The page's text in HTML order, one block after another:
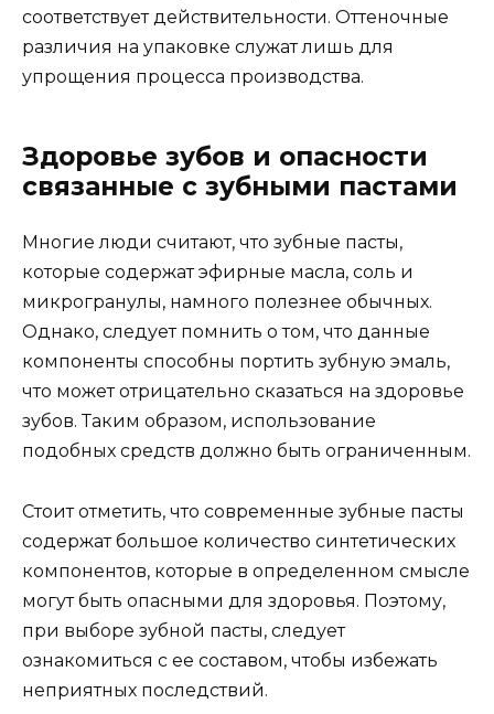
соответствует действительности. Оттеночные
различия на упаковке служат лишь для
упрощения процесса производства.
Здоровье зубов и опасности
связанные с зубными пастами
Многие люди считают, что зубные пасты,
которые содержат эфирные масла, соль и
микрогранулы, намного полезнее обычных.
Однако, следует помнить о том, что данные
компоненты способны портить зубную эмаль,
что может отрицательно сказаться на здоровье
зубов. Таким образом, использование
подобных средств должно быть ограниченным.
Стоит отметить, что современные зубные пасты
содержат большое количество синтетических
компонентов, которые в определенном смысле
могут быть опасными для здоровья. Поэтому,
при выборе зубной пасты, следует
ознакомиться с ее составом, чтобы избежать
неприятных последствий.